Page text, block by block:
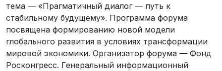
тема — «Прагматичный диалог — путь к
стабильному будущему». Программа форума
посвящена формированию новой модели
глобального развития в условиях трансформации
мировой экономики. Организатор форума — Фонд
Росконгресс. Генеральный информационный